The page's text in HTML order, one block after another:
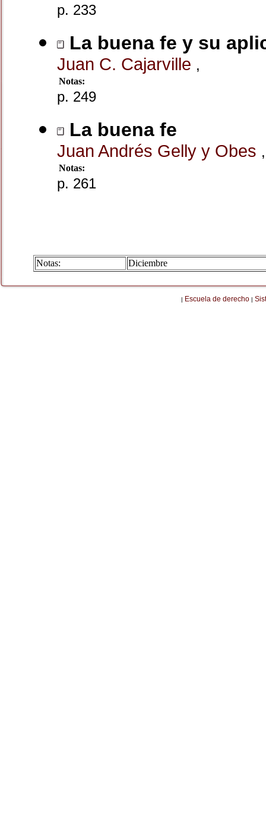
p. 233
La buena fe y su
Juan C. Cajarville ,
Notas:
p. 249
La buena fe
Juan Andrés Gelly y Obes ,
Notas:
p. 261
Notas: Diciembre
| Escuela de derecho |